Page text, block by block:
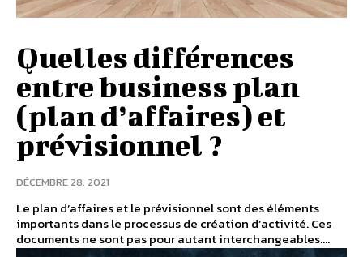
Quelles différences
entre business plan
(plan d’affaires) et
prévisionnel ?
DÉCEMBRE 28, 2021
Le plan d’affaires et le prévisionnel sont des éléments
importants dans le processus de création d’activité. Ces
documents ne sont pas pour autant interchangeables....